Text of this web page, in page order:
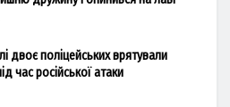
двоє поліцейських врятували
час російської атаки